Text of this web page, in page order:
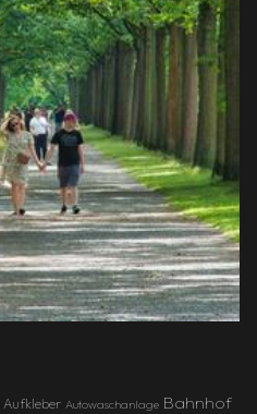
Aufkleber Autowaschanlage Bahnhof